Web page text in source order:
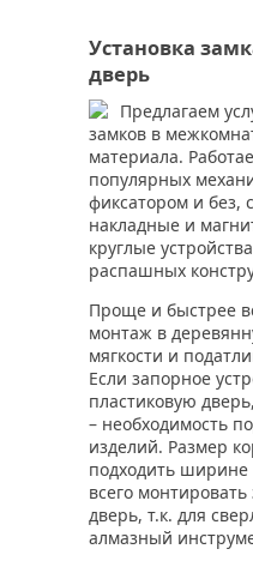
Установка
дверь
Предлагаем
замков в
материала.
популярных
фиксатором и без,
накладные и
круглые
распашных
Проще и быстрее
монтаж в
мягкости и
Если запорное
пластиковую
– необходимость
изделий. Размер
подходить
всего
дверь, т.к. для
алмазный